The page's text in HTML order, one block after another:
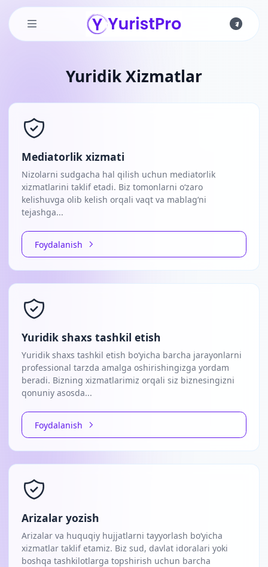
Yuridik Xizmatlar
Mediatorlik xizmati
Nizolarni sudgacha hal qilish uchun mediatorlik
xizmatlarini taklif etadi. Biz tomonlarni o‘zaro
kelishuvga olib kelish orqali vaqt va mablag‘ni
tejashga...
Foydalanish
Yuridik shaxs tashkil etish
Yuridik shaxs tashkil etish bo‘yicha barcha jarayonlarni
professional tarzda amalga oshirishingizga yordam
beradi. Bizning xizmatlarimiz orqali siz biznesingizni
qonuniy asosda...
Foydalanish
Arizalar yozish
Arizalar va huquqiy hujjatlarni tayyorlash bo‘yicha
xizmatlar taklif etamiz. Biz sud, davlat idoralari yoki
boshqa tashkilotlarga topshirish uchun barcha